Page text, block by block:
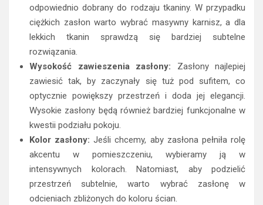
odpowiednio dobrany do rodzaju tkaniny. W przypadku
ciężkich zasłon warto wybrać masywny karnisz, a dla
lekkich tkanin sprawdzą się bardziej subtelne
rozwiązania.
Wysokość zawieszenia zasłony: Zasłony najlepiej
zawiesić tak, by zaczynały się tuż pod sufitem, co
optycznie powiększy przestrzeń i doda jej elegancji.
Wysokie zasłony będą również bardziej funkcjonalne w
kwestii podziału pokoju.
Kolor zasłony: Jeśli chcemy, aby zasłona pełniła rolę
akcentu w pomieszczeniu, wybieramy ją w
intensywnych kolorach. Natomiast, aby podzielić
przestrzeń subtelnie, warto wybrać zasłonę w
odcieniach zbliżonych do koloru ścian.